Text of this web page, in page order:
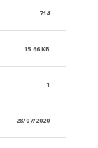
714
15.66 KB
1
28/07/2020